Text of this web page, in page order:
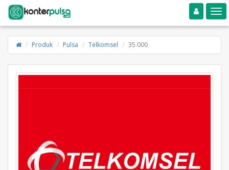
Toggle navigation
Produk Pulsa Telkomsel 35.000